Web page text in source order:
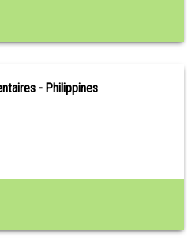
- Philippines